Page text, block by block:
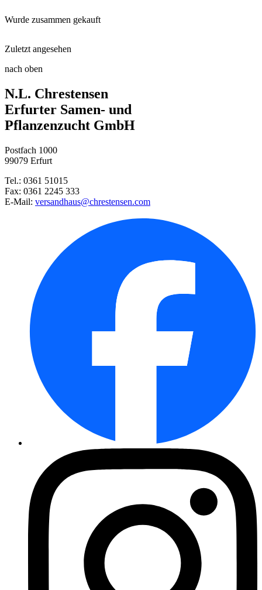
Kleingrubber
Wurde zusammen gekauft
Polsterphlox Fabulous White
Filziges Hornkraut Silberteppi ...
Rutenhirse Rotstrahlbusch
Fluffy® - die Samtheide
Winterharter Feigenkaktus Chry ...
Winterharte Knospenheide Garde ...
Steppensalbei Blaukönigin
Zuletzt angesehen
Mahagoni-Segge
nach oben
N.L. Chrestensen
Erfurter Samen- und
Pflanzenzucht GmbH
Postfach 1000
99079 Erfurt
Tel.: 0361 51015
Fax: 0361 2245 333
E-Mail: versandhaus@chrestensen.com